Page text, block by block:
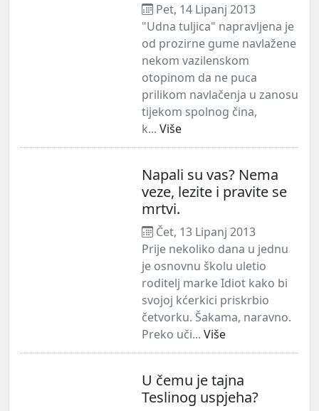
Pet, 14 Lipanj 2013
"Udna tuljica" napravljena je
od prozirne gume navlažene
nekom vazilenskom
otopinom da ne puca
prilikom navlačenja u zanosu
tijekom spolnog čina,
k... Više
Napali su vas? Nema
veze, lezite i pravite se
mrtvi.
Čet, 13 Lipanj 2013
Prije nekoliko dana u jednu
je osnovnu školu uletio
roditelj marke Idiot kako bi
svojoj kćerkici priskrbio
četvorku. Šakama, naravno.
Preko uči... Više
U čemu je tajna
Teslinog uspjeha?